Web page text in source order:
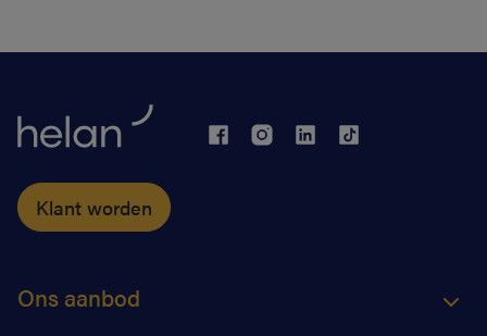
de rest van je gezin, meer familie, je vrienden, een
laatste natuurlijk ook gewoon aan je huishoudhulp
toevertrouwen.
Klant worden
Ons aanbod